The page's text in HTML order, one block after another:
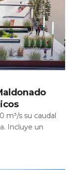
m³/s su caudal
Incluye un